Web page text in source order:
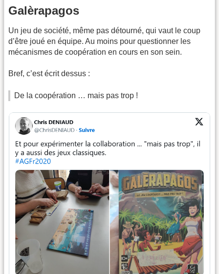
Galèrapagos
Un jeu de société, même pas détourné, qui vaut le coup
d’être joué en équipe. Au moins pour questionner les
mécanismes de coopération en cours en son sein.
Bref, c’est écrit dessus :
De la coopération … mais pas trop !